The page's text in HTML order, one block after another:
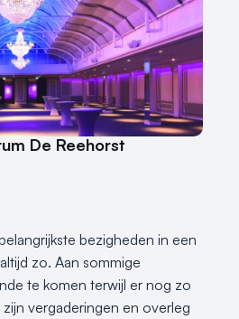
De Reehorst
bezigheden in een
zo. Aan sommige
te komen terwijl er nog zo
vergaderingen en overleg